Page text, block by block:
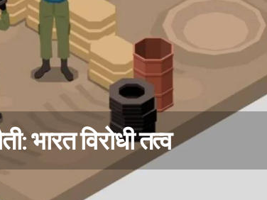
भारत विरोधी तत्व